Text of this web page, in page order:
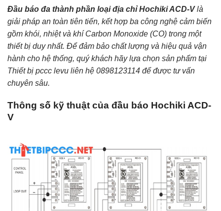
Đầu báo đa thành phần loại địa chỉ Hochiki ACD-Vlà
giải pháp an toàn tiên tiến, kết hợp ba công nghệ cảm biến
gồm khói, nhiệt và khí Carbon Monoxide (CO) trong một
thiết bị duy nhất. Để đảm bảo chất lượng và hiệu quả vận
hành cho hệ thống, quý khách hãy lựa chọn sản phẩm tại
Thiết bị pccc levu liên hệ 0898123114 để được tư vấn
chuyên sâu.
Thông số kỹ thuật của đầu báo Hochiki ACD-
V